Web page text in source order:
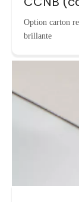
Option carton
brillante